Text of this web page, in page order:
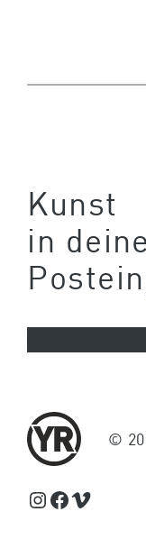
Kunst
in
©
Schaue Feed, Reels und Storys auf Instagram von Yvonne Roeb
Facebook
Schaue Videos auf Vimeo über Yvonne Roeb